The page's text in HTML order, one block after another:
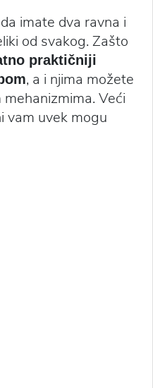
imate dva ravna i
od svakog. Zašto
praktičniji
, a i njima možete
Veći
vam uvek mogu